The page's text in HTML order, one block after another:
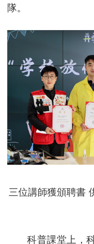
隊。
三位講師獲頒聘書
科普課堂上，科